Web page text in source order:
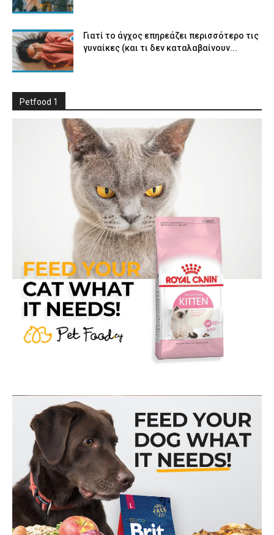
Γιατί το άγχος επηρεάζει περισσότερο τις
γυναίκες (και τι δεν καταλαβαίνουν...
Petfood 1